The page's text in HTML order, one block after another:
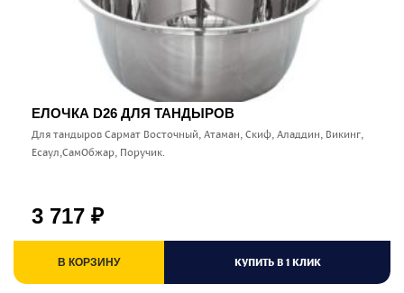
ЕЛОЧКА D26 ДЛЯ ТАНДЫРОВ
Для тандыров Сармат Восточный, Атаман, Скиф, Аладдин, Викинг,
Есаул,СамОбжар, Поручик.
3 717 ₽
В КОРЗИНУ КУПИТЬ В 1 КЛИК